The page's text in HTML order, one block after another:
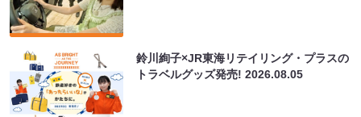
鈴川絢子×JR東海リテイリング・プラスの
トラベルグッズ発売!2026.08.05